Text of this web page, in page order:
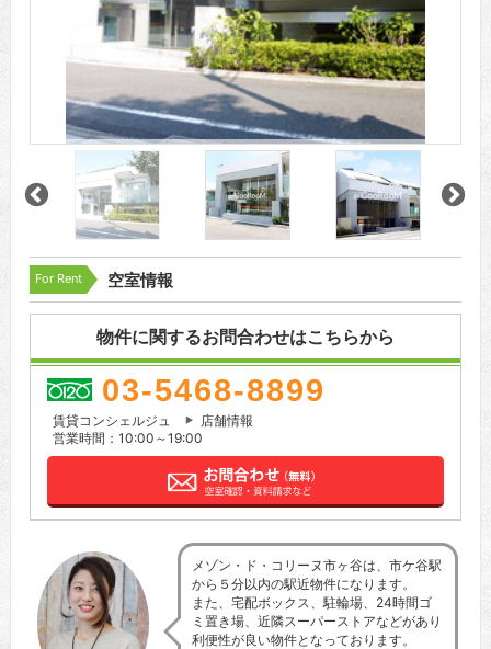
For Rent 空室情報
物件に関するお問合わせはこちらから
03-5468-8899
賃貸コンシェルジュ
店舗情報
営業時間：10:00～19:00
メゾン・ド・コリーヌ市ヶ谷は、市ケ谷駅
から５分以内の駅近物件になります。
また、宅配ボックス、駐輪場、24時間ゴ
ミ置き場、近隣スーパーストアなどがあり
利便性が良い物件となっております。